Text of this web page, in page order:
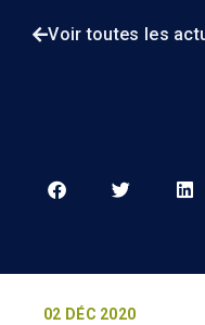
Voir toutes les
02 DÉC 2020